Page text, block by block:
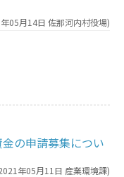
05月14日 佐那河内村役場)
の申請募集につい
年05月11日 産業環境課)